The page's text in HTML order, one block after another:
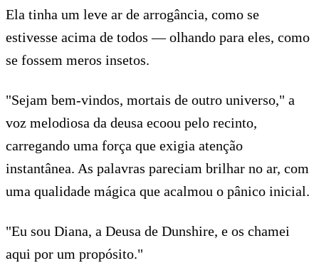
Ela tinha um leve ar de arrogância, como se
estivesse acima de todos — olhando para eles, como
se fossem meros insetos.
"Sejam bem-vindos, mortais de outro universo," a
voz melodiosa da deusa ecoou pelo recinto,
carregando uma força que exigia atenção
instantânea. As palavras pareciam brilhar no ar, com
uma qualidade mágica que acalmou o pânico inicial.
"Eu sou Diana, a Deusa de Dunshire, e os chamei
aqui por um propósito."